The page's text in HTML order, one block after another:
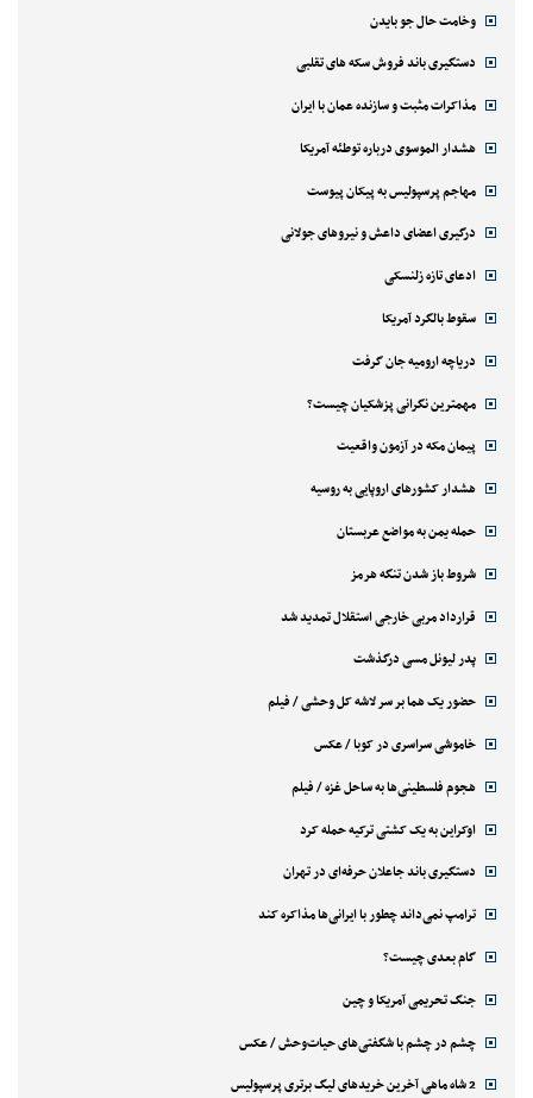
وخامت حال جو بایدن
دستگیری باند فروش سکه های تقلبی
مذاکرات مثبت و سازنده عمان با ایران
هشدار الموسوی درباره توطئه آمریکا
مهاجم پرسپولیس به پیکان پیوست
درگیری اعضای داعش و نیروهای جولانی
ادعای تازه زلنسکی
سقوط بالگرد آمریکا
دریاچه ارومیه جان گرفت
مهمترین نگرانی پزشکیان چیست؟
پیمان مکه در آزمون واقعیت
هشدار کشورهای اروپایی به روسیه
حمله یمن به مواضع عربستان
شروط باز شدن تنگه هرمز
قرارداد مربی خارجی استقلال تمدید شد
پدر لیونل مسی درگذشت
حضور یک هما بر سر لاشه‌ کل وحشی / فیلم
خاموشی سراسری در کوبا / عکس
هجوم فلسطینی‌ها به ساحل غزه / فیلم
اوکراین به یک کشتی ترکیه حمله کرد
دستگیری باند جاعلان حرفه‌ای در تهران
ترامپ نمی‌داند چطور با ایرانی‌ها مذاکره کند
گام بعدی چیست؟
جنگ تحریمی آمریکا و چین
چشم در چشم با شگفتی‌های حیات‌وحش / عکس
2 شاه ماهی آخرین خریدهای لیگ برتری پرسپولیس